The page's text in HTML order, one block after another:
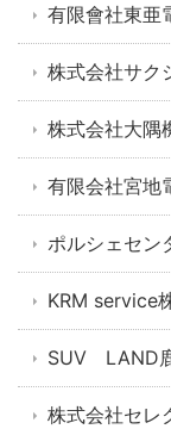
有限會社東亜
株式会社サク
株式会社大隅
有限会社宮地
ポルシェセン
KRM service
SUV LAND
株式会社セレ